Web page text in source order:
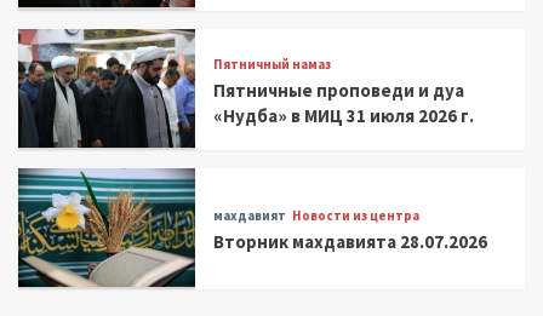
Пятничный намаз
Пятничные проповеди и дуа
«Нудба» в МИЦ 31 июля 2026 г.
махдавият Новости из центра
Вторник махдавията 28.07.2026